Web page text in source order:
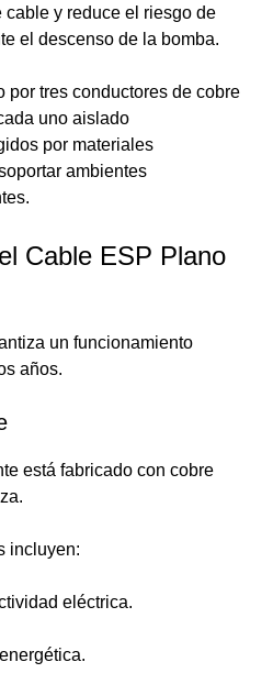
cable y reduce el riesgo de
el descenso de la bomba.
por tres conductores de cobre
uno aislado
por materiales
ambientes
Cable ESP Plano
un funcionamiento
años.
está fabricado con cobre
incluyen:
eléctrica.